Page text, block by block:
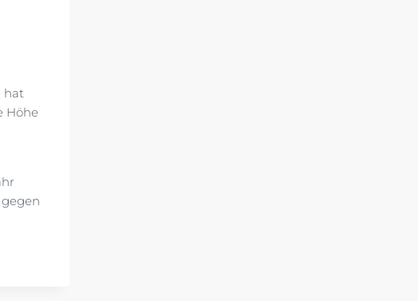
hat
Höhe